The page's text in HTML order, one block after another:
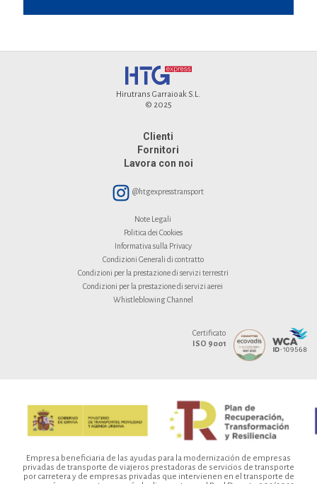
Hirutrans Garraioak S.L.
© 2025
Clienti
Fornitori
Lavora con noi
@htgexpresstransport
Note Legali
Politica dei Cookies
Informativa sulla Privacy
Condizioni Generali di contratto
Condizioni per la prestazione di servizi terrestri
Condizioni per la prestazione di servizi aerei
Whistleblowing Channel
Certificato
ISO 9001
Empresa beneficiaria de las ayudas para la modernización de empresas
privadas de transporte de viajeros prestadoras de servicios de transporte
por carretera y de empresas privadas que intervienen en el transporte de